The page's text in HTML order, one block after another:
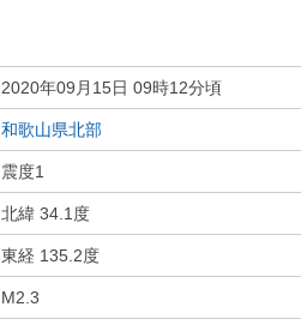
2020年09月15日 09時12分頃
和歌山県北部
震度1
北緯 34.1度
東経 135.2度
M2.3